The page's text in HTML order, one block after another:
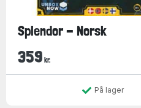
Splendor - Norsk
359 kr.
På lager